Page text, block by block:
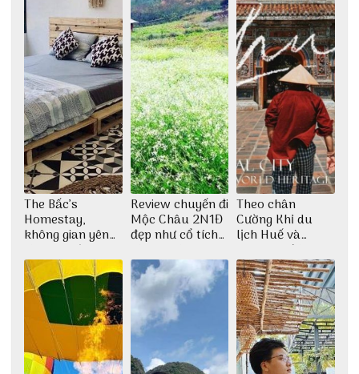
The Bấc’s
Homestay,
không gian yên
bình tại Hòn Sơn
Review chuyến đi
Mộc Châu 2N1Đ
đẹp như cổ tích
Thu Hà
Theo chân
Cường Khỉ du
lịch Huế và
check-in đúng
những góc chụp
đẹp